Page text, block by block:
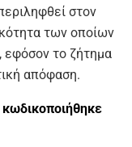
στον
των οποίων
εφόσον το ζήτημα
απόφαση.